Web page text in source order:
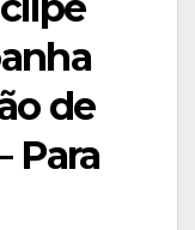
de
Para